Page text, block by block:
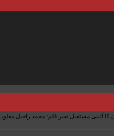
کا آئینی مستقبل نفیر قلم: محمد راحیل معاویہ